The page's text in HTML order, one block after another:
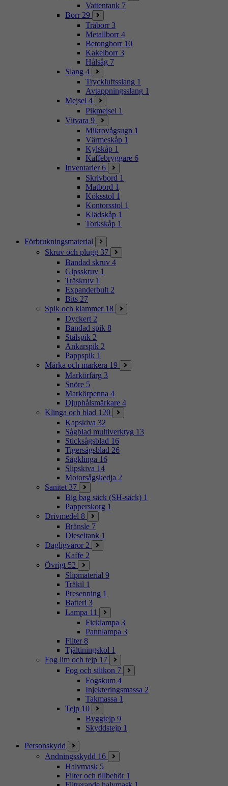
Vattentank 7
Borr 29
Träborr 3
Metallborr 4
Betongborr 10
Kakelborr 3
Hålsåg 7
Slang 4
Tryckluftsslang 1
Avtappningsslang 1
Mejsel 4
Pikmejsel 1
Vitvara 9
Mikrovågsugn 1
Värmeskåp 1
Kylskåp 1
Kaffebryggare 6
Inventarier 6
Skrivbord 1
Matbord 1
Köksstol 1
Kontorsstol 1
Klädskåp 1
Torkskåp 1
Förbrukningsmaterial
Skruv och plugg 37
Bandad skruv 4
Gipsskruv 1
Träskruv 1
Expanderbult 2
Bits 27
Spik och klammer 18
Dyckert 2
Bandad spik 8
Stålspik 2
Ankarspik 2
Pappspik 1
Märka och markera 19
Markörfärg 3
Snöre 5
Markörpenna 4
Djuphålsmärkare 4
Klinga och blad 120
Kapskiva 32
Sågblad multiverktyg 13
Sticksågsblad 16
Tigersågsblad 26
Sågklinga 16
Slipskiva 14
Motorsågskedja 2
Sanitet 37
Big bag säck (SH-säck) 1
Papperskorg 1
Drivmedel 8
Bränsle 7
Dieseltank 1
Dagligvaror 2
Kaffe 2
Övrigt 52
Slipmaterial 9
Träkil 1
Presenning 1
Batteri 3
Lampa 11
Ficklampa 3
Pannlampa 3
Filter 8
Tjältiningskol 1
Fog lim och tejp 17
Fog och silikon 7
Fogskum 4
Injekteringsmassa 2
Takmassa 1
Tejp 10
Byggtejp 9
Skyddstejp 1
Personskydd
Andningsskydd 16
Halvmask 5
Filter och tillbehör 1